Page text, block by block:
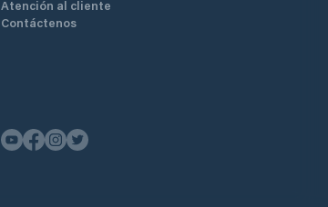
Atención al cliente
Contáctenos